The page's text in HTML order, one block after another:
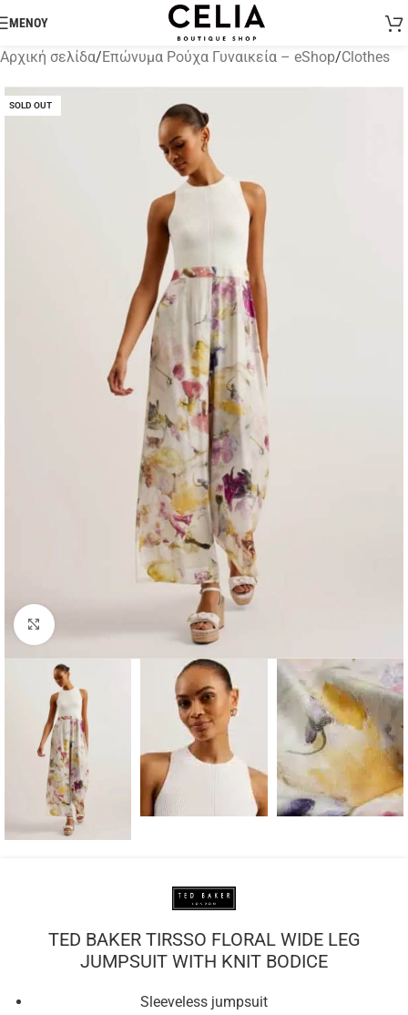
ΜΕΝΟΥ
Αρχική σελίδα/Επώνυμα Ρούχα Γυναικεία – eShop/Clothes
SOLD OUT
Click to enlarge
TED BAKER TIRSSO FLORAL WIDE LEG
JUMPSUIT WITH KNIT BODICE
Sleeveless jumpsuit